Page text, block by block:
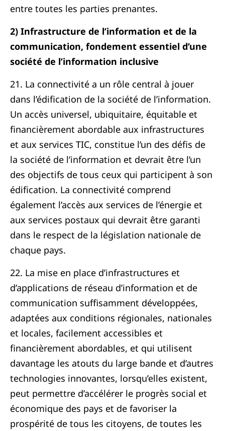
entre toutes les parties prenantes.
2) Infrastructure de l’information et de la
communication, fondement essentiel d’une
société de l’information inclusive
21. La connectivité a un rôle central à jouer
dans l’édification de la société de l’information.
Un accès universel, ubiquitaire, équitable et
financièrement abordable aux infrastructures
et aux services TIC, constitue l’un des défis de
la société de l’information et devrait être l’un
des objectifs de tous ceux qui participent à son
édification. La connectivité comprend
également l’accès aux services de l’énergie et
aux services postaux qui devrait être garanti
dans le respect de la législation nationale de
chaque pays.
22. La mise en place d’infrastructures et
d’applications de réseau d’information et de
communication suffisamment développées,
adaptées aux conditions régionales, nationales
et locales, facilement accessibles et
financièrement abordables, et qui utilisent
davantage les atouts du large bande et d’autres
technologies innovantes, lorsqu’elles existent,
peut permettre d’accélérer le progrès social et
économique des pays et de favoriser la
prospérité de tous les citoyens, de toutes les